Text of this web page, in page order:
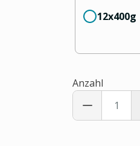
12x400g
Anzahl